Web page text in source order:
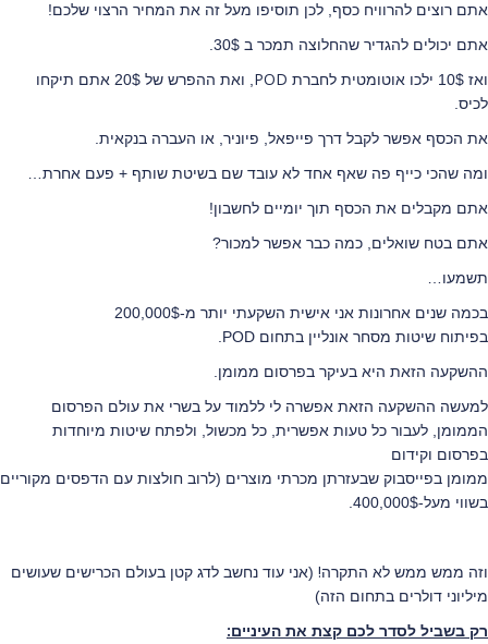
אתם רוצים להרוויח כסף, לכן תוסיפו מעל זה את המחיר הרצוי שלכם!
אתם יכולים להגדיר שהחלוצה תמכר ב 30$.
ואז 10$ ילכו אוטומטית לחברת
POD
, ואת ההפרש של 20$ אתם תיקחו
לכיס.
את הכסף אפשר לקבל דרך פייפאל, פיוניר, או העברה בנקאית.
ומה שהכי כייף פה שאף אחד לא עובד שם בשיטת שותף + פעם אחרת…
אתם מקבלים את הכסף תוך יומיים לחשבון!
אתם בטח שואלים, כמה כבר אפשר למכור?
תשמעו…
בכמה שנים אחרונות אני אישית השקעתי יותר מ-200,000$
בפיתוח שיטות מסחר אונליין בתחום POD.
ההשקעה הזאת היא בעיקר בפרסום ממומן.
למעשה ההשקעה הזאת אפשרה לי ללמוד על בשרי את עולם הפרסום
הממומן, לעבור כל טעות אפשרית, כל מכשול, ולפתח שיטות מיוחדות
בפרסום וקידום
ממומן בפייסבוק שבעזרתן מכרתי מוצרים (לרוב חולצות עם הדפסים מקוריים
בשווי מעל-400,000$.
וזה ממש ממש לא התקרה! (אני עוד נחשב לדג קטן בעולם הכרישים שעושים
מיליוני דולרים בתחום הזה)
רק בשביל לסדר לכם קצת את העיניים: